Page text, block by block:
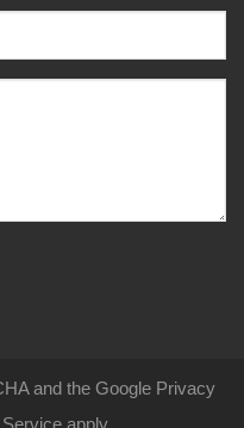
and the Google Privacy
apply.